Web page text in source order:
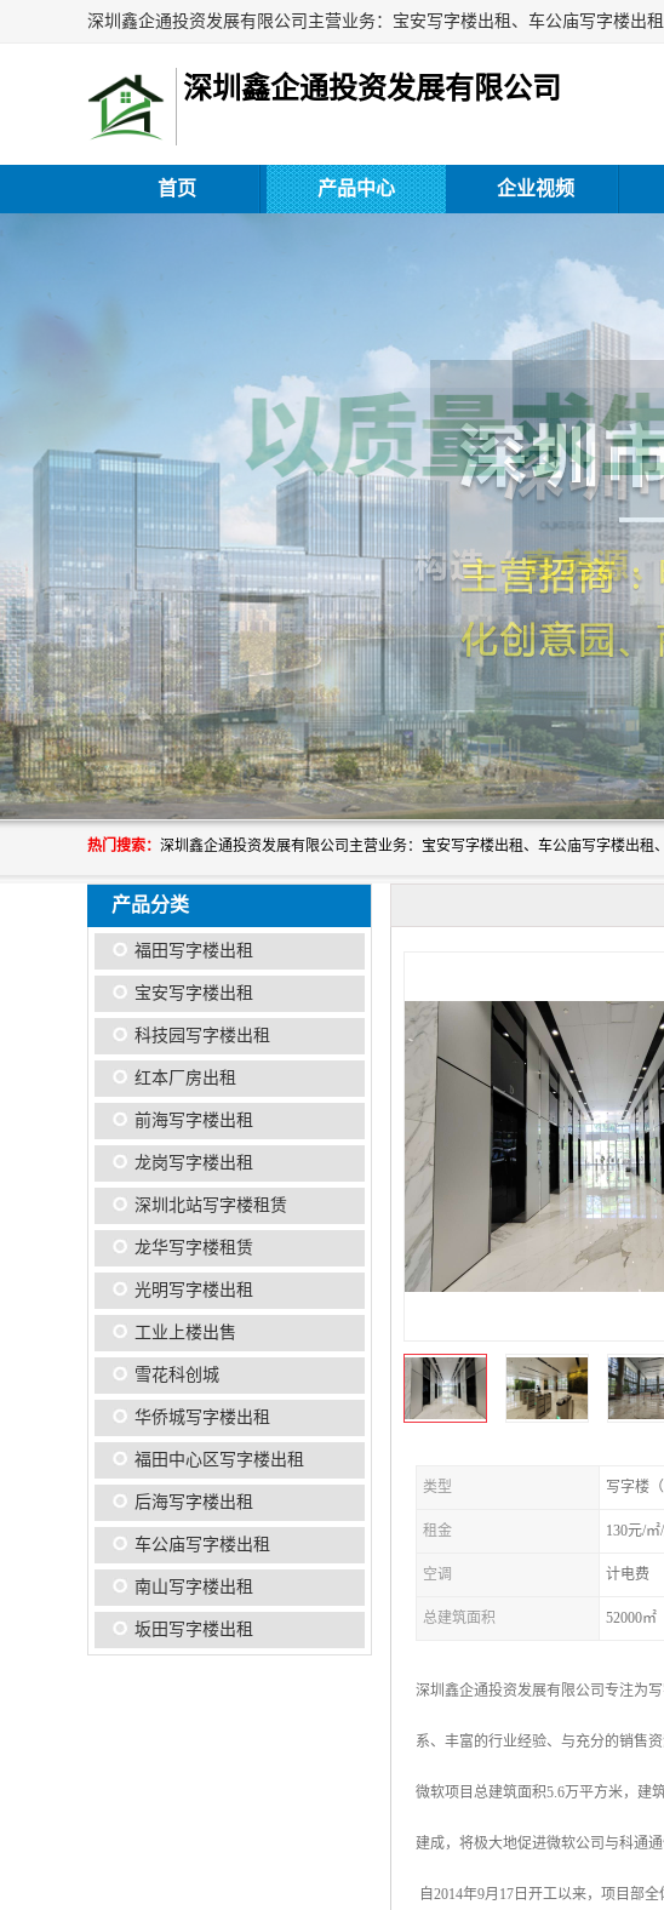
深圳鑫企通投资发展有限公司
首页 产品中心 企业视频
热门搜索：
产品分类
福田写字楼出租
宝安写字楼出租
科技园写字楼出租
红本厂房出租
前海写字楼出租
龙岗写字楼出租
深圳北站写字楼租赁
龙华写字楼租赁
光明写字楼出租
工业上楼出售
雪花科创城
华侨城写字楼出租
福田中心区写字楼出租
后海写字楼出租
车公庙写字楼出租
南山写字楼出租
坂田写字楼出租
类型 写字楼（
租金 130元/㎡
空调 计电费
总建筑面积 52000㎡
深圳鑫企通投资发展有限公司专注为
系、丰富的行业经验、与充分的销售资
微软项目总建筑面积5.6万平方米，建
建成，将极大地促进微软公司与科通
自2014年9月17日开工以来，项目部